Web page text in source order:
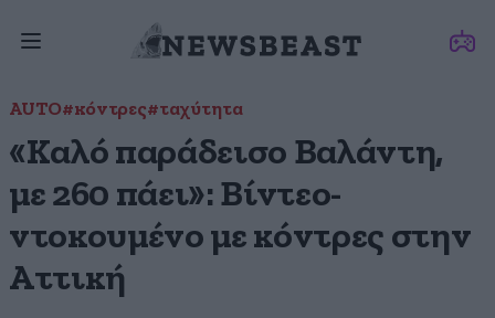
AUTO#κόντρες#ταχύτητα
«Καλό παράδεισο Βαλάντη,
με 260 πάει»: Βίντεο-
ντοκουμένο με κόντρες στην
Αττική